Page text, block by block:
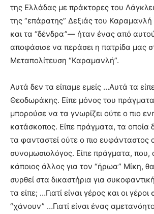
της Ελλάδας με πράκτορες του
της “επάρατης” Δεξιάς του
και τα “δένδρα”— ήταν ένας από
αποφάσισε να περάσει η πατρίδα μας
Μεταπολίτευση “Καραμανλή”.
Αυτά δεν τα είπαμε εμείς …Αυτά τα είπε
Θεοδωράκης. Είπε μόνος του
μπορούσε να τα γνωρίζει ούτε ο πιο
κατάσκοπος. Είπε πράγματα, τα οποία
τα φανταστεί ούτε ο πιο ευφάνταστος
συνομωσιολόγος. Είπε πράγματα, που,
κάποιος άλλος για τον “ήρωα” Μίκη,
συρθεί στα δικαστήρια για
τα είπε; …Γιατί είναι γέρος και οι
“χάνουν” …Γιατί είναι ένας